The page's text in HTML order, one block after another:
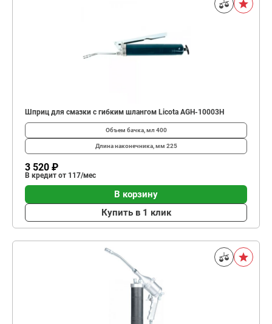
Шприц для смазки с гибким шлангом Licota AGH-10003H
Объем бачка, мл 400
Длина наконечника, мм 225
3 520 ₽
В кредит от 117/мес
В корзину
Купить в 1 клик